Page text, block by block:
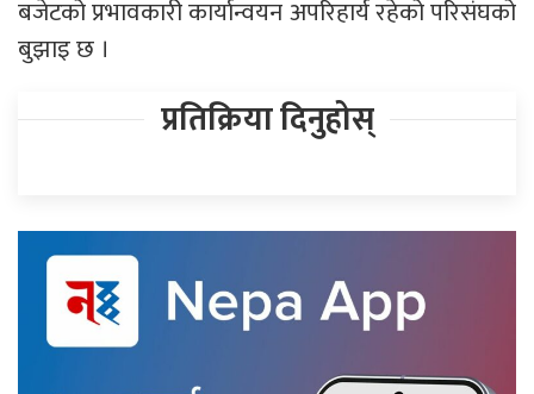
बजेटको प्रभावकारी कार्यान्वयन अपरिहार्य रहेको परिसंघको
बुझाइ छ ।
प्रतिक्रिया दिनुहोस्